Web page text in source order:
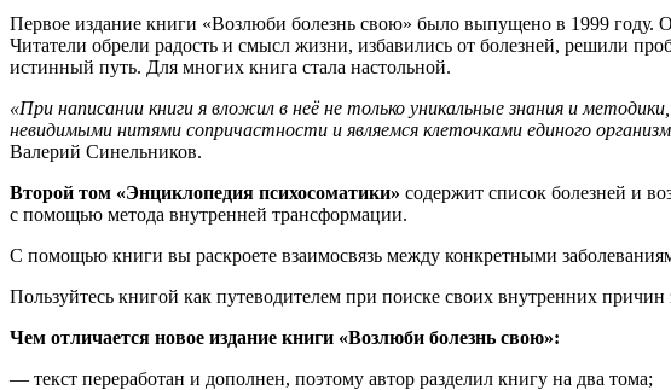
Первое издание книги «Возлюби болезнь свою» было выпущено в 1999
Читатели обрели радость и смысл жизни, избавились от болезней, решили
истинный путь. Для многих книга стала настольной.
«При написании книги я вложил в неё не только уникальные знания и
невидимыми нитями сопричастности и являемся клеточками единого
Валерий Синельников.
Второй том «Энциклопедия психосоматики» содержит список болезней и
с помощью метода внутренней трансформации.
С помощью книги вы раскроете взаимосвязь между конкретными
Пользуйтесь книгой как путеводителем при поиске своих внутренних
Чем отличается новое издание книги «Возлюби болезнь свою»:
— текст переработан и дополнен, поэтому автор разделил книгу на два тома;